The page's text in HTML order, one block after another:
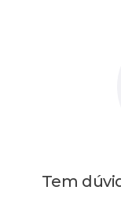
Tem